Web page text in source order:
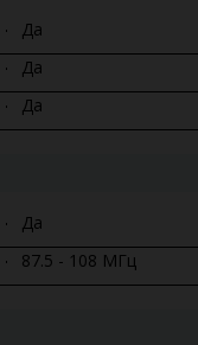
Да
Да
Да
Да
87.5 - 108 МГц